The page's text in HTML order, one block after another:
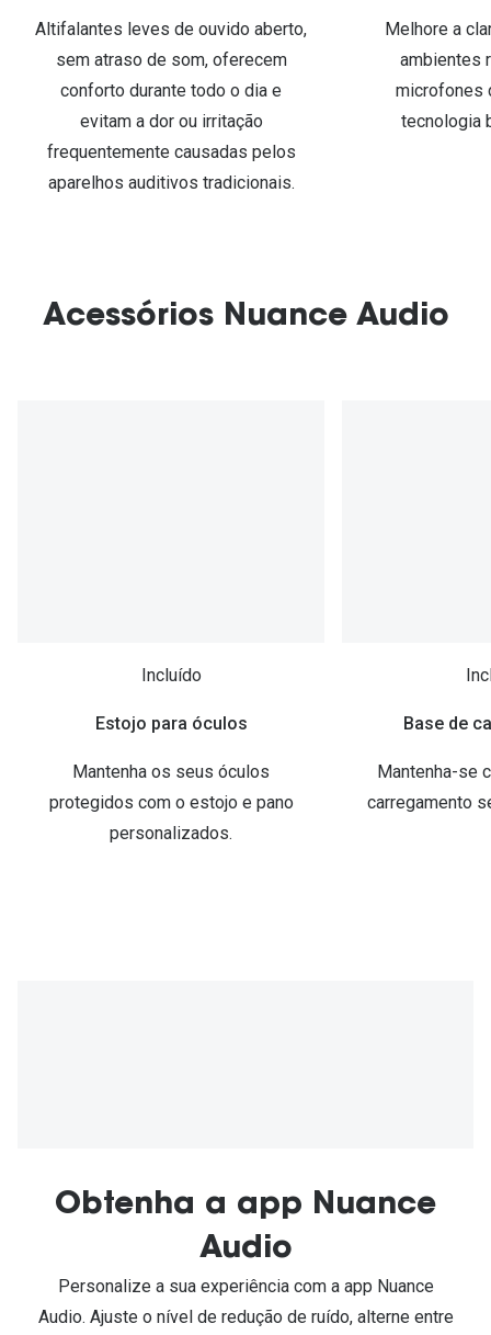
Altifalantes leves de ouvido aberto,
sem atraso de som, oferecem
conforto durante todo o dia e
evitam a dor ou irritação
frequentemente causadas pelos
aparelhos auditivos tradicionais.
Melhore a
ambientes
microfones
tecnologia
Acessórios Nuance Audio
Incluído
Estojo para óculos
Mantenha os seus óculos
protegidos com o estojo e pano
personalizados.
Base de
Mantenha-se
carregamento
Obtenha a app Nuance
Audio
Personalize a sua experiência com a app Nuance
Audio. Ajuste o nível de redução de ruído, alterne entre